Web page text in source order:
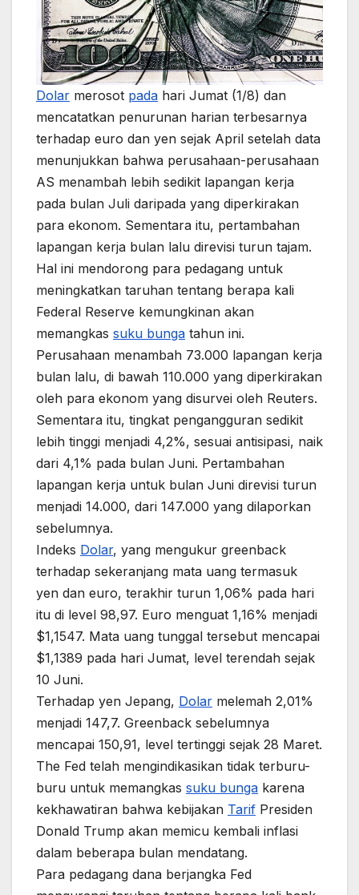
Dolar merosot pada hari Jumat (1/8) dan
mencatatkan penurunan harian terbesarnya
terhadap euro dan yen sejak April setelah data
menunjukkan bahwa perusahaan-perusahaan
AS menambah lebih sedikit lapangan kerja
pada bulan Juli daripada yang diperkirakan
para ekonom. Sementara itu, pertambahan
lapangan kerja bulan lalu direvisi turun tajam.
Hal ini mendorong para pedagang untuk
meningkatkan taruhan tentang berapa kali
Federal Reserve kemungkinan akan
memangkas suku bunga tahun ini.
Perusahaan menambah 73.000 lapangan kerja
bulan lalu, di bawah 110.000 yang diperkirakan
oleh para ekonom yang disurvei oleh Reuters.
Sementara itu, tingkat pengangguran sedikit
lebih tinggi menjadi 4,2%, sesuai antisipasi, naik
dari 4,1% pada bulan Juni. Pertambahan
lapangan kerja untuk bulan Juni direvisi turun
menjadi 14.000, dari 147.000 yang dilaporkan
sebelumnya.
Indeks Dolar, yang mengukur greenback
terhadap sekeranjang mata uang termasuk
yen dan euro, terakhir turun 1,06% pada hari
itu di level 98,97. Euro menguat 1,16% menjadi
$1,1547. Mata uang tunggal tersebut mencapai
$1,1389 pada hari Jumat, level terendah sejak
10 Juni.
Terhadap yen Jepang, Dolar melemah 2,01%
menjadi 147,7. Greenback sebelumnya
mencapai 150,91, level tertinggi sejak 28 Maret.
The Fed telah mengindikasikan tidak terburu-
buru untuk memangkas suku bunga karena
kekhawatiran bahwa kebijakan Tarif Presiden
Donald Trump akan memicu kembali inflasi
dalam beberapa bulan mendatang.
Para pedagang dana berjangka Fed